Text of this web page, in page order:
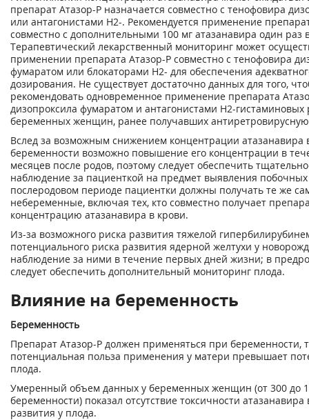
препарат Атазор-Р назначается совместно с тенофовира
или антагонистами Н2-. Рекомендуется применение
совместно с дополнительными 100 мг атазанавира один раз
Терапевтический лекарственный мониторинг может
применении препарата Атазор-Р совместно с тенофовира
фумаратом или блокаторами Н2- для обеспечения
дозирования. Не существует достаточно данных для того,
рекомендовать одновременное применение препарата
дизопроксила фумаратом и антагонистами Н2-гистаминовых
беременных женщин, ранее получавших
Вслед за возможным снижением концентрации атазанавира
беременности возможно повышение его концентрации в
месяцев после родов, поэтому следует обеспечить
наблюдение за пациенткой на предмет выявления
послеродовом периоде пациентки должны получать те же
небеременные, включая тех, кто совместно получает
концентрацию атазанавира в крови.
Из-за возможного риска развития тяжелой
потенциального риска развития ядерной желтухи у
наблюдение за ними в течение первых дней жизни; в
следует обеспечить дополнительный мониторинг плода.
Влияние на беременность
Беременность
Препарат Атазор-Р должен применяться при беременности,
потенциальная польза применения у матери превышает
плода.
Умеренный объем данных у беременных женщин (от 300 до
беременности) показал отсутствие токсичности
развития у плода.